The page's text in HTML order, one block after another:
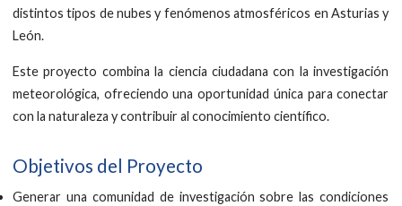
distintos tipos de nubes y fenómenos atmosféricos en Asturias y
León.
Este proyecto combina la ciencia ciudadana con la investigación
meteorológica, ofreciendo una oportunidad única para conectar
con la naturaleza y contribuir al conocimiento científico.
Objetivos del Proyecto
Generar una comunidad de investigación sobre las condiciones